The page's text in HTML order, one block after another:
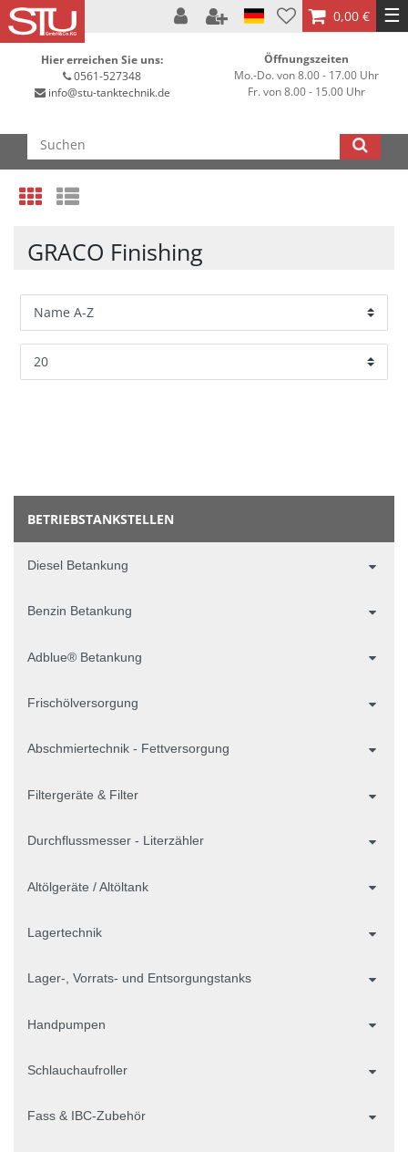
0,00 € ☰
Hier erreichen Sie uns:
0561-527348
info@stu-tanktechnik.de
Öffnungszeiten
Mo.-Do. von 8.00 - 17.00 Uhr
Fr. von 8.00 - 15.00 Uhr
BETRIEBSTANKSTELLEN
Diesel Betankung
Benzin Betankung
Adblue® Betankung
Frischölversorgung
Abschmiertechnik - Fettversorgung
Filtergeräte & Filter
Durchflussmesser - Literzähler
Altölgeräte / Altöltank
Lagertechnik
Lager-, Vorrats- und Entsorgungstanks
Handpumpen
Schlauchaufroller
Fass & IBC-Zubehör
GRACO Finishing